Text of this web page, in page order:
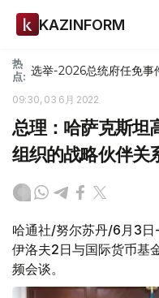
KAZINFORM
热
点: 选举-2026总统府任免事
09:30, 03 6月 2022
总理：哈萨克斯坦
组织的战略伙伴关
哈通社/努尔苏丹/6月3日
伊洛夫2日与国际货币基
频会谈。